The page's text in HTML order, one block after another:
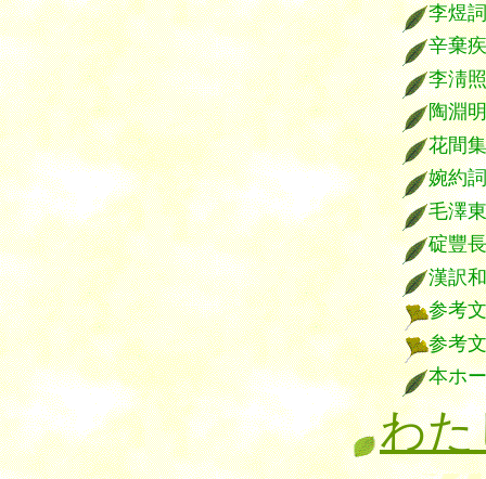
李煜詞
辛棄
李淸
陶淵
花間集
婉約
毛澤
碇豐
漢訳
参考
参考
本ホ
わ